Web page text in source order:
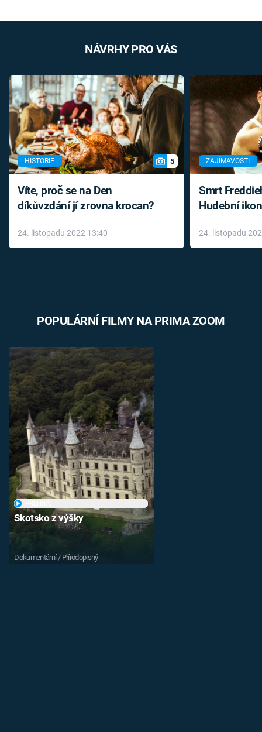
NÁVRHY PRO VÁS
HISTORIE 5
Víte, proč se na Den
díkůvzdání jí zrovna krocan?
24. listopadu 2022 13:40
ZAJÍMAVOSTI
Smrt
Hudební
léky
24. listopadu
POPULÁRNÍ FILMY NA PRIMA ZOOM
Skotsko z výšky
Dokumentární / Přírodopisný